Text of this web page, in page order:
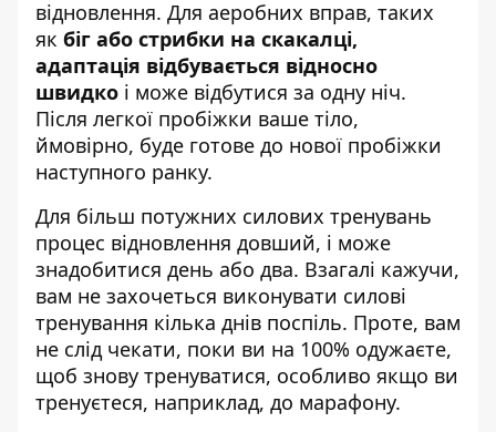
відновлення. Для аеробних вправ, таких
як біг або стрибки на скакалці,
адаптація відбувається відносно
швидко і може відбутися за одну ніч.
Після легкої пробіжки ваше тіло,
ймовірно, буде готове до нової пробіжки
наступного ранку.
Для більш потужних силових тренувань
процес відновлення довший, і може
знадобитися день або два. Взагалі кажучи,
вам не захочеться виконувати силові
тренування кілька днів поспіль. Проте, вам
не слід чекати, поки ви на 100% одужаєте,
щоб знову тренуватися, особливо якщо ви
тренуєтеся, наприклад, до марафону.